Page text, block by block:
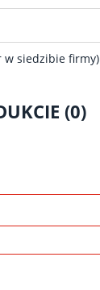
w siedzibie firmy)
(0)